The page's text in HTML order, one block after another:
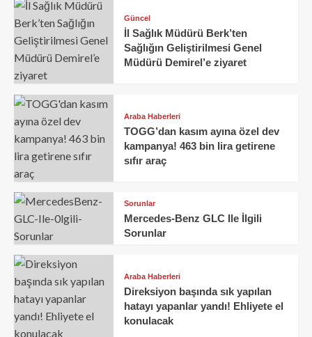
Güncel
İl Sağlık Müdürü Berk’ten
Sağlığın Geliştirilmesi Genel
Müdürü Demirel’e ziyaret
Araba Haberleri
TOGG’dan kasım ayına özel dev
kampanya! 463 bin lira getirene
sıfır araç
Sorunlar
Mercedes-Benz GLC Ile İlgili
Sorunlar
Araba Haberleri
Direksiyon başında sık yapılan
hatayı yapanlar yandı! Ehliyete el
konulacak